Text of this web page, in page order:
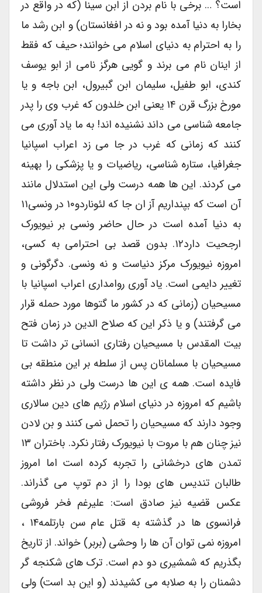
است؟ … برخی با نام بردن از ابن سینا (که در واقع در
بخارا به دنیا آمده بود و نه در افغانستان) و ابن رشد ما
را به احترام به دنیای اسلام می خوانند؛ حیف که فقط
از اینان نام می برند و گویی هرگز نامی از ابو یوسف
کندی، ابو طفیل، سلیمان ابن گبیرول، ابن باجه و یا
مورخ بزرگ قرن ۱۴ یعنی ابن خلدون که غرب وی را پدر
جامعه شناسی می داند نشنیده اند! به ما یاد آوری می
کنند که زمانی که غرب در جا می زد اعراب اسپانیا
جغرافیا، ستاره شناسی، ریاضیات و یا پزشکی را بهینه
می کردند. این ها همه درست ولی این استدلال مانند
آن است که بپنداریم آز ان جا که لئوناردو۱۰ در ونسی۱۱
به دنیا آمده است در حال حاضر ونسی بر نیویورک
ارجحیت دارد۱۲. بدون قصد بی احترامی به کسی،
امروزه نیویورک مرکز دنیاست و نه ونسی. دگرگونی و
تغییر دایمی است. یاد آوری روامداری اعراب اسپانیا با
مسیحیان (زمانی که در کشور ما گتوها مورد حمله قرار
می گرفتند) و یا ذکر این که صلاح الدین در زمان فتح
بیت المقدس با مسیحیان رفتاری انسانی تر داشت تا
مسیحیان با مسلمانان پس از سلطه بر این منطقه بی
فایده است. همه ی این ها درست ولی در نظر داشته
باشیم که امروزه در دنیای اسلام رژیم های دین سالاری
وجود دارند که مسیحیان را تحمل نمی کنند و بن لادن
نیز چنان هم با مروت با نیویورک رفتار نکرد. باختران ۱۳
تمدن های درخشانی را تجربه کرده است اما امروز
طالبان تندیس های بودا را از دم توپ می گذراند.
عکس قضیه نیز صادق است: علیرغم فخر فروشی
فرانسوی ها در گذشته به قتل عام سن بارتلمه۱۴ ،
امروزه نمی توان آن ها را وحشی (بربر) خواند. از تاریخ
بگذریم که شمشیری دو دم است. ترک های شکنجه گر
دشمنان را به صلابه می کشیدند (و این بد است) ‌ولی